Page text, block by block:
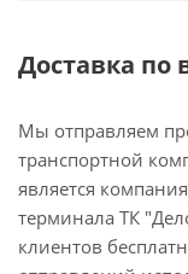
Доставка по
Мы отправляем
транспортной
является
терминала ТК
клиентов